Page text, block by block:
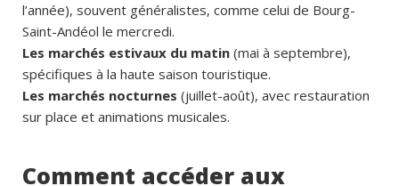
l’année), souvent généralistes, comme celui de Bourg-
Saint-Andéol le mercredi.
Les marchés estivaux du matin (mai à septembre),
spécifiques à la haute saison touristique.
Les marchés nocturnes (juillet-août), avec restauration
sur place et animations musicales.
Comment accéder aux